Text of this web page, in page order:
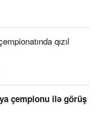
qızıl
çempionu ilə görüş